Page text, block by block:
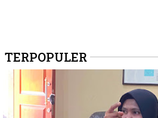
TERPOPULER